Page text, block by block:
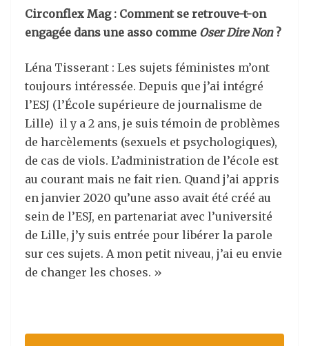
Circonflex Mag : Comment se retrouve-t-on
engagée dans une asso comme Oser Dire Non ?
Léna Tisserant : Les sujets féministes m’ont
toujours intéressée. Depuis que j’ai intégré
l’ESJ (l’École supérieure de journalisme de
Lille) il y a 2 ans, je suis témoin de problèmes
de harcèlements (sexuels et psychologiques),
de cas de viols. L’administration de l’école est
au courant mais ne fait rien. Quand j’ai appris
en janvier 2020 qu’une asso avait été créé au
sein de l’ESJ, en partenariat avec l’université
de Lille, j’y suis entrée pour libérer la parole
sur ces sujets. A mon petit niveau, j’ai eu envie
de changer les choses. »